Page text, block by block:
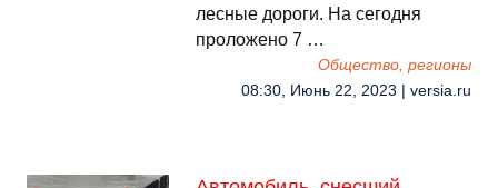
лесные дороги. На сегодня
проложено 7 …
Общество, регионы
08:30, Июнь 22, 2023 | versia.ru